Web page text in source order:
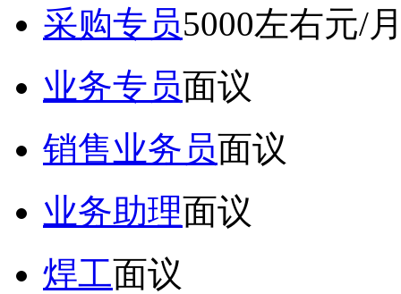
采购专员5000左右元/
业务专员面议
销售业务员面议
业务助理面议
焊工面议